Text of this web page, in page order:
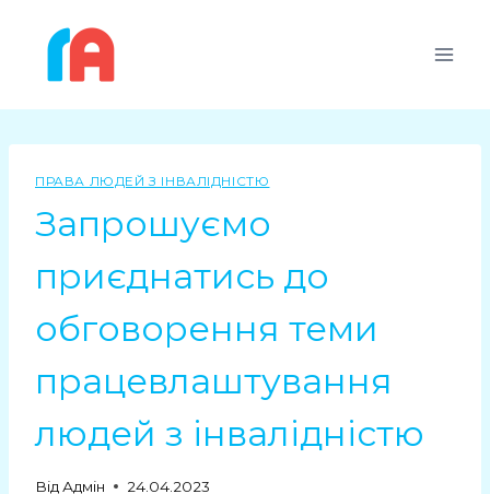
ПРАВА ЛЮДЕЙ З ІНВАЛІДНІСТЮ
Запрошуємо
приєднатись до
обговорення теми
працевлаштування
людей з інвалідністю
Від Адмін 24.04.2023